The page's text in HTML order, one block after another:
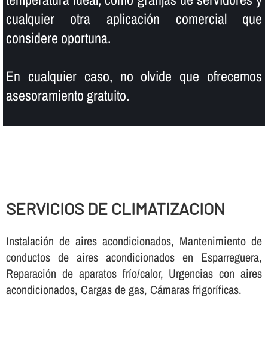
cualquier otra aplicación comercial que
considere oportuna.
En cualquier caso, no olvide que ofrecemos
asesoramiento gratuito.
SERVICIOS DE CLIMATIZACION
Instalación de aires acondicionados, Mantenimiento de
conductos de aires acondicionados en Esparreguera,
Reparación de aparatos frí­o/calor, Urgencias con aires
acondicionados, Cargas de gas, Cámaras frigorí­ficas.